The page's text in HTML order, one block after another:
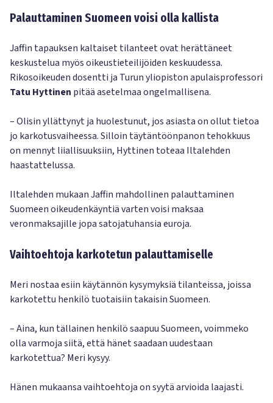
Palauttaminen Suomeen voisi olla kallista
Jaffin tapauksen kaltaiset tilanteet ovat herättäneet
keskustelua myös oikeustieteilijöiden keskuudessa.
Rikosoikeuden dosentti ja Turun yliopiston apulaisprofessori
Tatu Hyttinen pitää asetelmaa ongelmallisena.
– Olisin yllättynyt ja huolestunut, jos asiasta on ollut tietoa
jo karkotusvaiheessa. Silloin täytäntöönpanon tehokkuus
on mennyt liiallisuuksiin, Hyttinen toteaa Iltalehden
haastattelussa.
Iltalehden mukaan Jaffin mahdollinen palauttaminen
Suomeen oikeudenkäyntiä varten voisi maksaa
veronmaksajille jopa satojatuhansia euroja.
Vaihtoehtoja karkotetun palauttamiselle
Meri nostaa esiin käytännön kysymyksiä tilanteissa, joissa
karkotettu henkilö tuotaisiin takaisin Suomeen.
– Aina, kun tällainen henkilö saapuu Suomeen, voimmeko
olla varmoja siitä, että hänet saadaan uudestaan
karkotettua? Meri kysyy.
Hänen mukaansa vaihtoehtoja on syytä arvioida laajasti.